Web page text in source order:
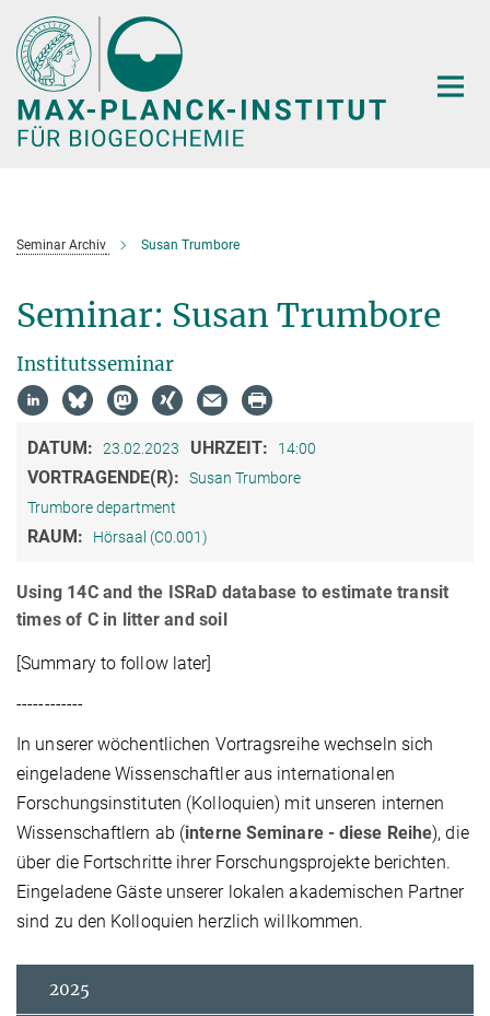
Hauptinhalt
Seminar Archiv Susan Trumbore
Seminar: Susan Trumbore
Institutsseminar
DATUM: 23.02.2023 UHRZEIT: 14:00
VORTRAGENDE(R):
Susan Trumbore
Trumbore department
RAUM: Hörsaal (C0.001)
Using 14C and the ISRaD database to estimate transit
times of C in litter and soil
[Summary to follow later]
------------
In unserer wöchentlichen Vortragsreihe wechseln sich
eingeladene Wissenschaftler aus internationalen
Forschungsinstituten (Kolloquien) mit unseren internen
Wissenschaftlern ab (interne Seminare - diese Reihe), die
über die Fortschritte ihrer Forschungsprojekte berichten.
Eingeladene Gäste unserer lokalen akademischen Partner
sind zu den Kolloquien herzlich willkommen.
2025